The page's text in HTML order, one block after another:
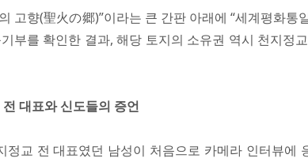
고향(聖火の郷)”이라는 큰 간판 아래에 “세계평화통
부를 확인한 결과, 해당 토지의 소유권 역시 천지정
대표와 신도들의 증언
정교 전 대표였던 남성이 처음으로 카메라 인터뷰에